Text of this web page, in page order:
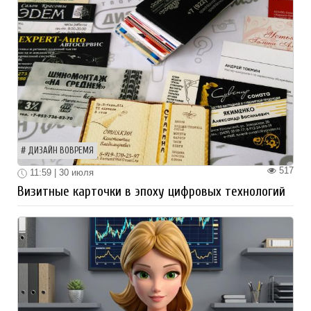
ДИЗАЙН ВОВРЕМЯ
517
11:59 | 30 июля
Визитные карточки в эпоху цифровых технологий